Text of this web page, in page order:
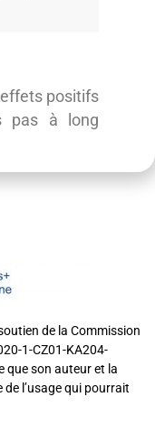
positifs
pas à long
de la Commission
1-CZ01-KA204-
que son auteur et la
l’usage qui pourrait